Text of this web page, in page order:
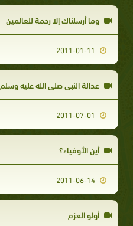
وما أرسلناك إلا رحمة للعالمين
عدالة النبي صلى الله عليه وسلم
أين الأوفياء؟
أولو العزم